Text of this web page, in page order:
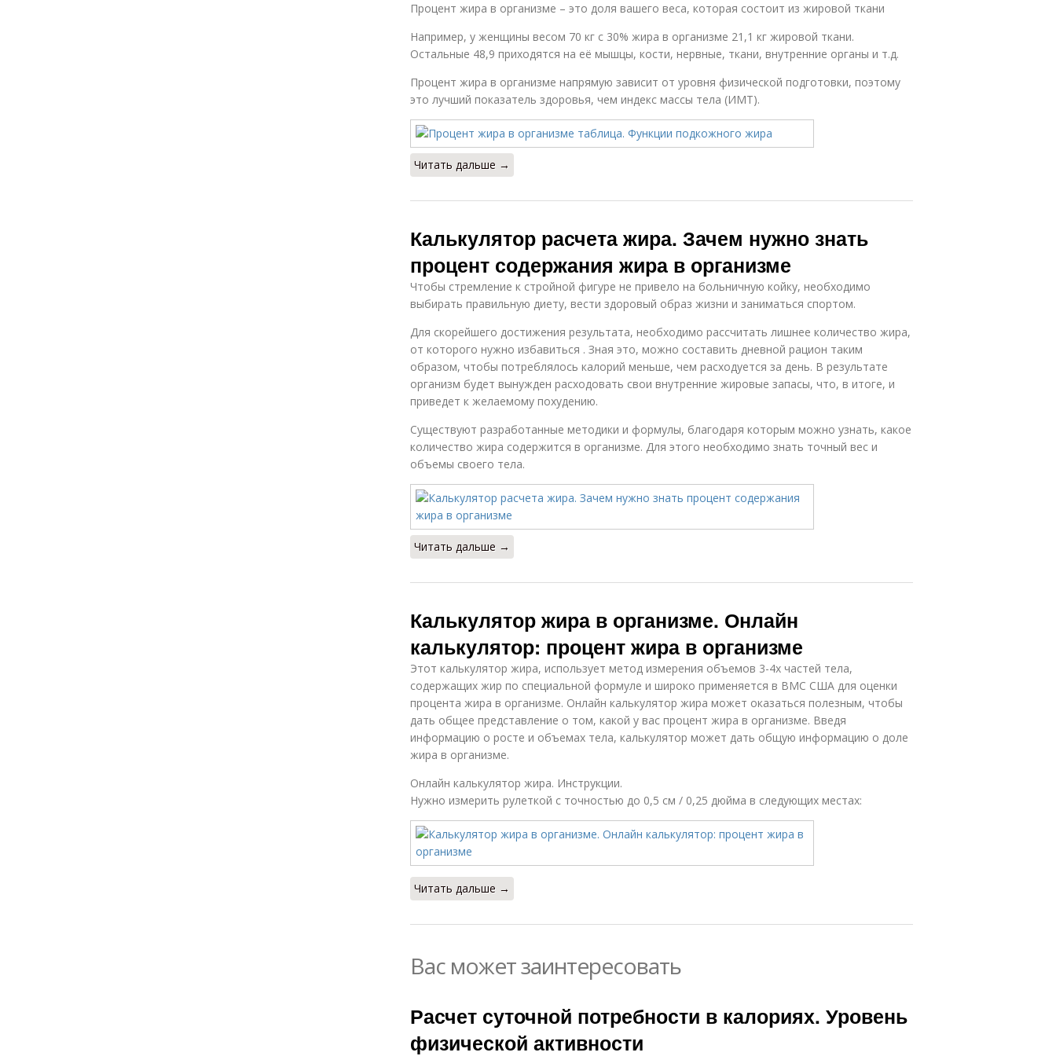
Процент жира в организме – это доля вашего веса, которая состоит из жировой ткани
Например, у женщины весом 70 кг с 30% жира в организме 21,1 кг жировой ткани.
Остальные 48,9 приходятся на её мышцы, кости, нервные, ткани, внутренние органы и т.д.
Процент жира в организме напрямую зависит от уровня физической подготовки, поэтому
это лучший показатель здоровья, чем индекс массы тела (ИМТ).
Читать дальше →
Калькулятор расчета жира. Зачем нужно знать
процент содержания жира в организме
Чтобы стремление к стройной фигуре не привело на больничную койку, необходимо
выбирать правильную диету, вести здоровый образ жизни и заниматься спортом.
Для скорейшего достижения результата, необходимо рассчитать лишнее количество жира,
от которого нужно избавиться . Зная это, можно составить дневной рацион таким
образом, чтобы потреблялось калорий меньше, чем расходуется за день. В результате
организм будет вынужден расходовать свои внутренние жировые запасы, что, в итоге, и
приведет к желаемому похудению.
Существуют разработанные методики и формулы, благодаря которым можно узнать, какое
количество жира содержится в организме. Для этого необходимо знать точный вес и
объемы своего тела.
Читать дальше →
Калькулятор жира в организме. Онлайн
калькулятор: процент жира в организме
Этот калькулятор жира, использует метод измерения объемов 3-4х частей тела,
содержащих жир по специальной формуле и широко применяется в ВМС США для оценки
процента жира в организме. Онлайн калькулятор жира может оказаться полезным, чтобы
дать общее представление о том, какой у вас процент жира в организме. Введя
информацию о росте и объемах тела, калькулятор может дать общую информацию о доле
жира в организме.
Онлайн калькулятор жира. Инструкции.
Нужно измерить рулеткой с точностью до 0,5 см / 0,25 дюйма в следующих местах:
Читать дальше →
Вас может заинтересовать
Расчет суточной потребности в калориях. Уровень
физической активности